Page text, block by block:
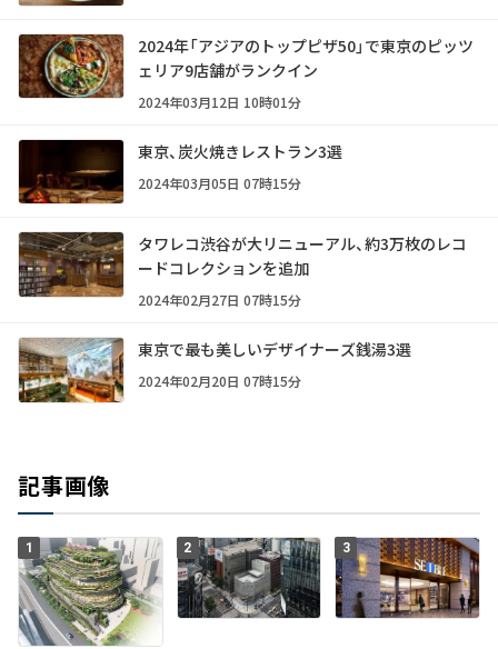
2024年「アジアのトップピザ50」で東京のピッツ
ェリア9店舗がランクイン
2024年03月12日 10時01分
東京、炭火焼きレストラン3選
2024年03月05日 07時15分
タワレコ渋谷が大リニューアル、約3万枚のレコ
ードコレクションを追加
2024年02月27日 07時15分
東京で最も美しいデザイナーズ銭湯3選
2024年02月20日 07時15分
記事画像
1 2 3